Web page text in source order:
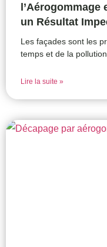
l’Aérogommage
un Résultat
Les façades sont les
temps et de la
Lire la suite »